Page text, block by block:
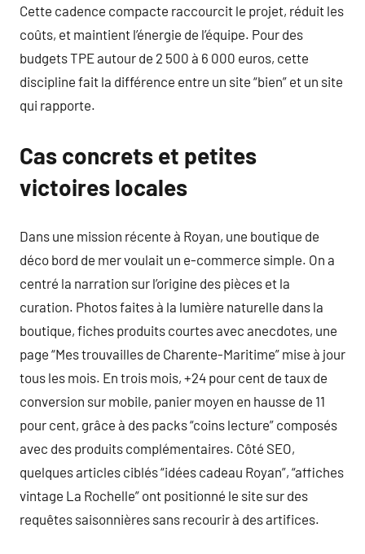
Cette cadence compacte raccourcit le projet, réduit les
coûts, et maintient l’énergie de l’équipe. Pour des
budgets TPE autour de 2 500 à 6 000 euros, cette
discipline fait la différence entre un site “bien” et un site
qui rapporte.
Cas concrets et petites
victoires locales
Dans une mission récente à Royan, une boutique de
déco bord de mer voulait un e-commerce simple. On a
centré la narration sur l’origine des pièces et la
curation. Photos faites à la lumière naturelle dans la
boutique, fiches produits courtes avec anecdotes, une
page “Mes trouvailles de Charente-Maritime” mise à jour
tous les mois. En trois mois, +24 pour cent de taux de
conversion sur mobile, panier moyen en hausse de 11
pour cent, grâce à des packs “coins lecture” composés
avec des produits complémentaires. Côté SEO,
quelques articles ciblés “idées cadeau Royan”, “affiches
vintage La Rochelle” ont positionné le site sur des
requêtes saisonnières sans recourir à des artifices.